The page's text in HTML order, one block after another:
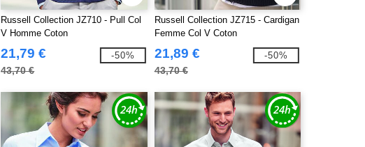
Russell Collection JZ710 - Pull Col
V Homme Coton
21,79 €
43,70 €
-50%
Russell Collection JZ715 - Cardigan
Femme Col V Coton
21,89 €
43,70 €
-50%